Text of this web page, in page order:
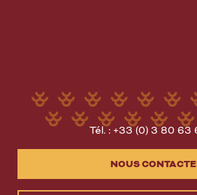
Tél. : +33 (0) 3 80 63
NOUS